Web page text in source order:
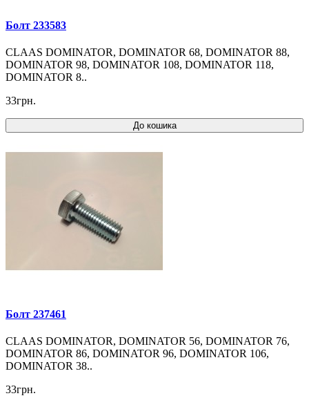
Болт 233583
CLAAS DOMINATOR, DOMINATOR 68, DOMINATOR 88,
DOMINATOR 98, DOMINATOR 108, DOMINATOR 118,
DOMINATOR 8..
33грн.
До кошика
Болт 237461
CLAAS DOMINATOR, DOMINATOR 56, DOMINATOR 76,
DOMINATOR 86, DOMINATOR 96, DOMINATOR 106,
DOMINATOR 38..
33грн.